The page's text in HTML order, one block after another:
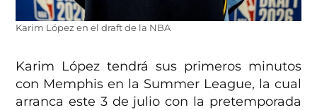
Karim López en el draft de la NBA
Karim López tendrá sus primeros minutos
con Memphis en la Summer League, la cual
arranca este 3 de julio con la pretemporada